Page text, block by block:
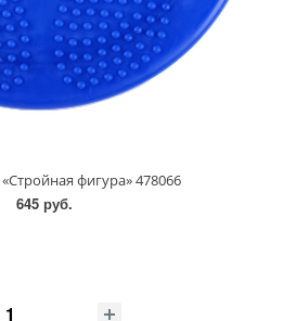
фигура» 478066
645 руб.